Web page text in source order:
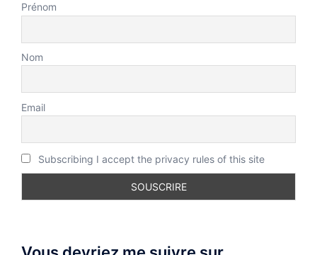
Prénom
Nom
Email
Subscribing I accept the privacy rules of this site